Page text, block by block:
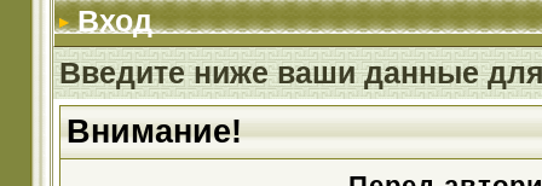
Вход
Введите ниже ваши данные
Внимание!